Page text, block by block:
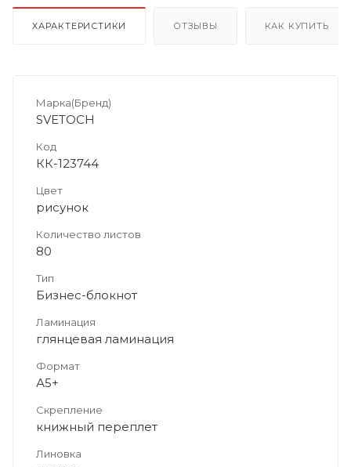
ХАРАКТЕРИСТИКИ ОТЗЫВЫ КАК КУПИТЬ
Марка(Бренд)
SVETOCH
Код
КК-123744
Цвет
рисунок
Количество листов
80
Тип
Бизнес-блокнот
Ламинация
глянцевая ламинация
Формат
А5+
Скрепление
книжный переплет
Линовка